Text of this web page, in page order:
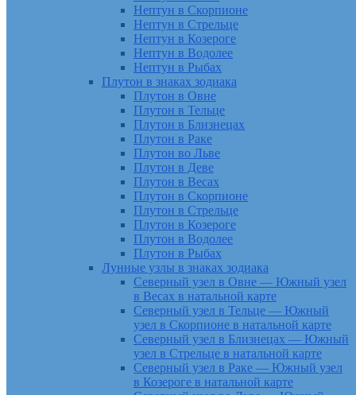
Нептун в Скорпионе
Нептун в Стрельце
Нептун в Козероге
Нептун в Водолее
Нептун в Рыбах
Плутон в знаках зодиака
Плутон в Овне
Плутон в Тельце
Плутон в Близнецах
Плутон в Раке
Плутон во Льве
Плутон в Деве
Плутон в Весах
Плутон в Скорпионе
Плутон в Стрельце
Плутон в Козероге
Плутон в Водолее
Плутон в Рыбах
Лунные узлы в знаках зодиака
Северный узел в Овне — Южный узел
в Весах в натальной карте
Северный узел в Тельце — Южный
узел в Скорпионе в натальной карте
Северный узел в Близнецах — Южный
узел в Стрельце в натальной карте
Северный узел в Раке — Южный узел
в Козероге в натальной карте